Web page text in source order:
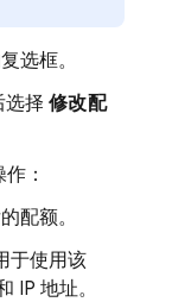
选框。
选择 修改配
：
配额。
于使用该
IP 地址。